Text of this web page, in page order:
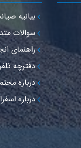
بیانیه
سوالات
راهنمای
دفترچه تلفن (۱۱۸
درباره
درباره